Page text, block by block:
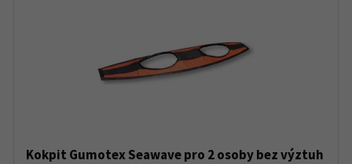
Kokpit Gumotex Seawave pro 2 osoby bez výztuh